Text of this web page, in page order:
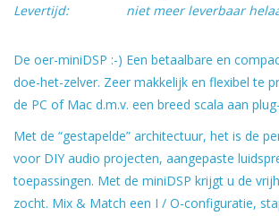
Levertijd:
niet meer leverbaar
De oer-miniDSP :-) Een betaalbare en
doe-het-zelver. Zeer makkelijk en flexibel te
de PC of Mac d.m.v. een breed scala aan
Met de “gestapelde” architectuur, het is de
voor DIY audio projecten, aangepaste
toepassingen. Met de miniDSP krijgt u de
zocht. Mix & Match een I / O-configuratie,